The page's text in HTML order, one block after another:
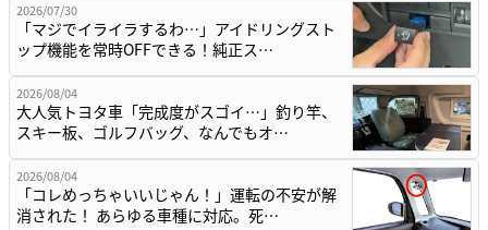
2026/07/30
「マジでイライラするわ…」アイドリングスト
ップ機能を常時OFFできる！純正ス…
2026/08/04
大人気トヨタ車「完成度がスゴイ…」釣り竿、
スキー板、ゴルフバッグ、なんでもオ…
2026/08/04
「コレめっちゃいいじゃん！」運転の不安が解
消された！ あらゆる車種に対応。死…